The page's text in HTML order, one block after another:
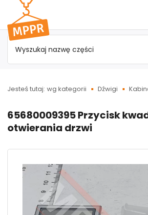
Przejdź do
menu
głównego
Jesteś tutaj: wg kategorii Dźwigi
65680009395 Przycisk
otwierania drzwi